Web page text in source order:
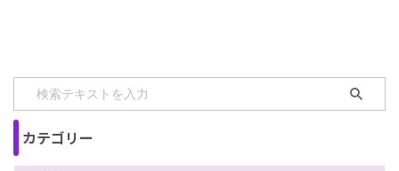
し、一般的に満年齢を使うよ
なくなってきたこともあっ
カテゴリー